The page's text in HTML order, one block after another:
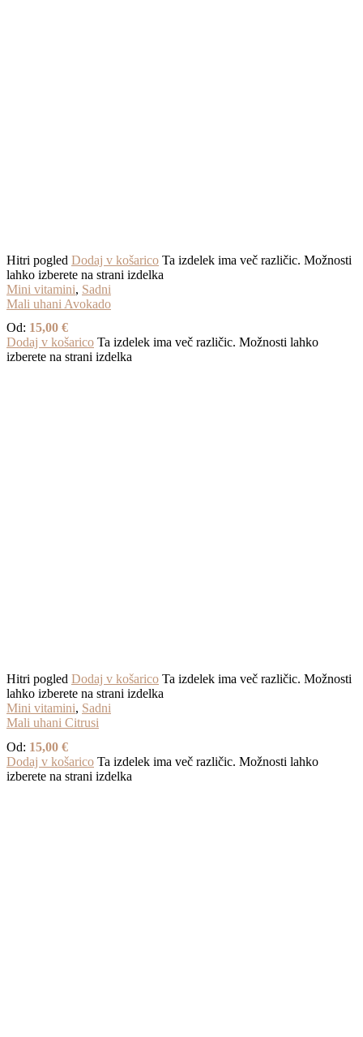
Hitri pogled Dodaj v košarico Ta izdelek ima več različic. Možnosti
lahko izberete na strani izdelka
Mini vitamini, Sadni
Mali uhani Avokado
Od: 15,00 €
Dodaj v košarico Ta izdelek ima več različic. Možnosti lahko
izberete na strani izdelka
Hitri pogled Dodaj v košarico Ta izdelek ima več različic. Možnosti
lahko izberete na strani izdelka
Mini vitamini, Sadni
Mali uhani Citrusi
Od: 15,00 €
Dodaj v košarico Ta izdelek ima več različic. Možnosti lahko
izberete na strani izdelka